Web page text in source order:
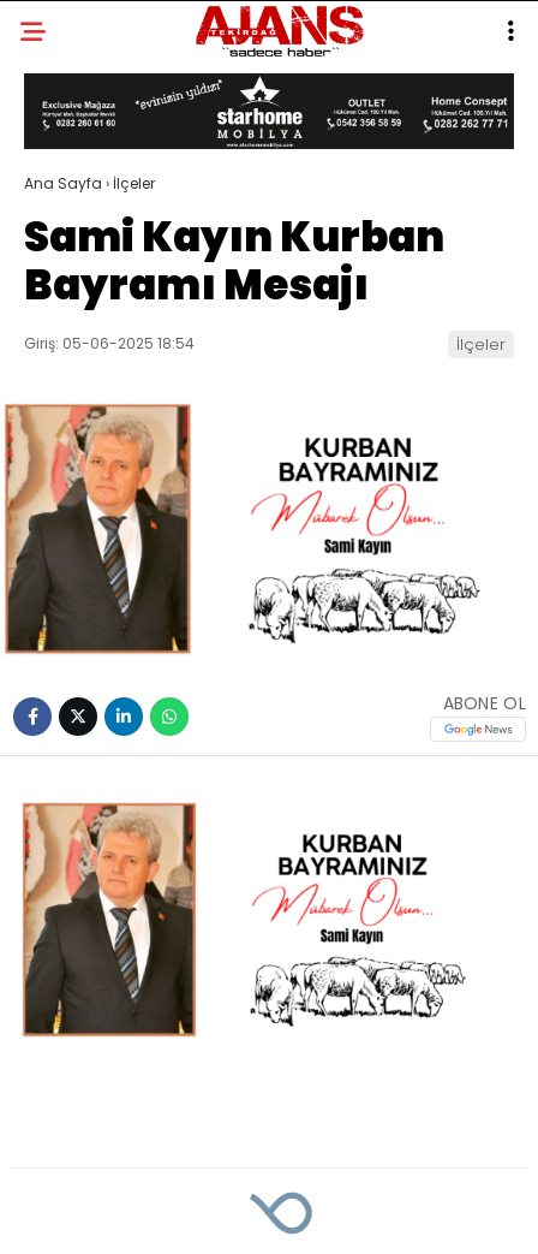
Ana Sayfa › İlçeler
Sami Kayın Kurban
Bayramı Mesajı
Giriş: 05-06-2025 18:54 İlçeler
ABONE OL